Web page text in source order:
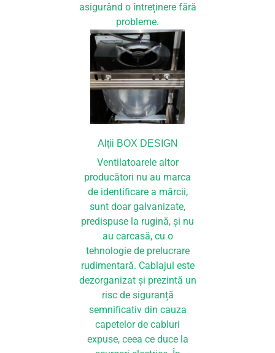
asigurând o întreținere fără
probleme.
Alții BOX DESIGN
Ventilatoarele altor
producători nu au marca
de identificare a mărcii,
sunt doar galvanizate,
predispuse la rugină, și nu
au carcasă, cu o
tehnologie de prelucrare
rudimentară. Cablajul este
dezorganizat și prezintă un
risc de siguranță
semnificativ din cauza
capetelor de cabluri
expuse, ceea ce duce la